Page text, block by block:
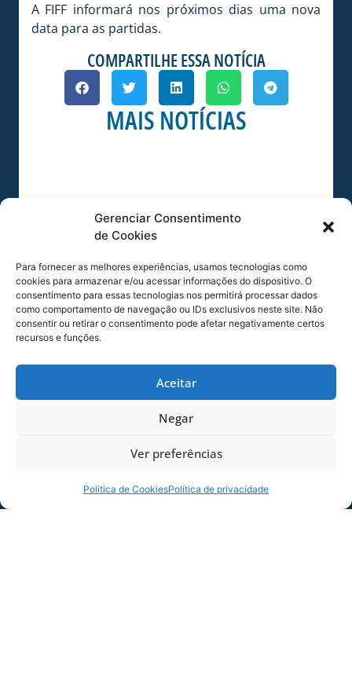
Gerenciar Consentimento
de Cookies
Para fornecer as melhores experiências, usamos tecnologias como
cookies para armazenar e/ou acessar informações do dispositivo. O
consentimento para essas tecnologias nos permitirá processar dados
como comportamento de navegação ou IDs exclusivos neste site. Não
consentir ou retirar o consentimento pode afetar negativamente certos
recursos e funções.
Aceitar
Negar
Ver preferências
Politica de CookiesPolítica de privacidade
A FIFF informará nos próximos dias uma nova
data para as partidas.
COMPARTILHE ESSA NOTÍCIA
MAIS NOTÍCIAS
SERVIÇO DE JOGO: AVAÍ X CRB-AL, PELA
21ª RODADA DA SÉRIE B
Dias dos Pais vem aí, e na terça-feira (11/08)
é dia de Avaí na Ressacada pela Série B!
Precisamos do
06/08/2026